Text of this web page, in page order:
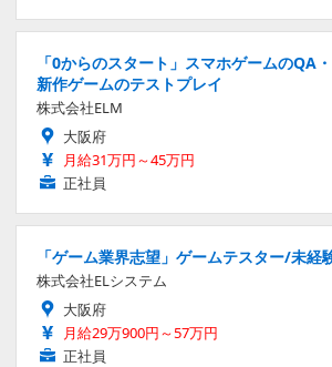
「0からのスタート」スマホゲームのQA
新作ゲームのテストプレイ
株式会社ELM
大阪府
月給31万円～45万円
正社員
「ゲーム業界志望」ゲームテスター/未経
株式会社ELシステム
大阪府
月給29万900円～57万円
正社員